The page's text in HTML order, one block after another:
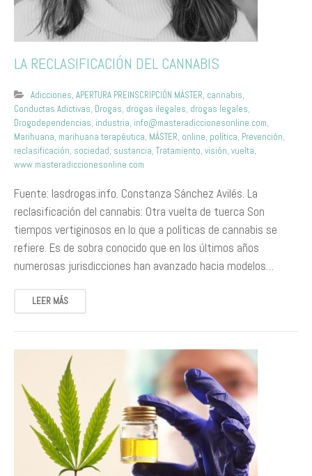
LA RECLASIFICACIÓN DEL CANNABIS
Adicciones, APERTURA PREINSCRIPCIÓN MÁSTER, cannabis,
Conductas Adictivas, Drogas, drogas ilegales, drogas legales,
Drogodependencias, industria, info@masteradiccionesonline.com,
Marihuana, marihuana terapéutica, MÁSTER, online, política, Prevención,
reclasificación, sociedad, sustancia, Tratamiento, visión, vuelta,
www.masteradiccionesonline.com
Fuente: lasdrogas.info. Constanza Sánchez Avilés. La
reclasificación del cannabis: Otra vuelta de tuerca Son
tiempos vertiginosos en lo que a políticas de cannabis se
refiere. Es de sobra conocido que en los últimos años
numerosas jurisdicciones han avanzado hacia modelos…
LEER MÁS